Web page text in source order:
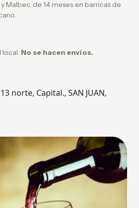
Malbec, de 14 meses en barricas de
local. No se hacen envíos.
norte, Capital., SAN JUAN,